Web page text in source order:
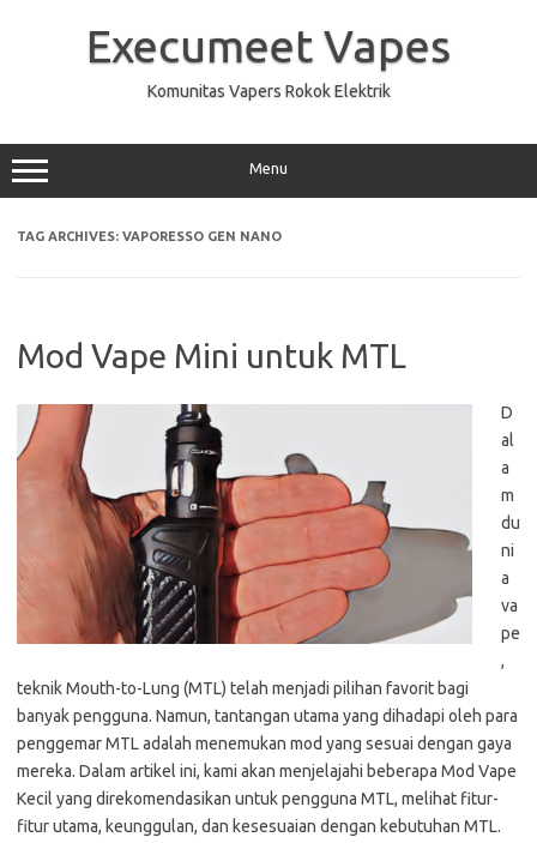
Execumeet Vapes
Komunitas Vapers Rokok Elektrik
Menu
TAG ARCHIVES: VAPORESSO GEN NANO
Mod Vape Mini untuk MTL
D
al
a
m
du
ni
a
va
pe
,
teknik Mouth-to-Lung (MTL) telah menjadi pilihan favorit bagi
banyak pengguna. Namun, tantangan utama yang dihadapi oleh para
penggemar MTL adalah menemukan mod yang sesuai dengan gaya
mereka. Dalam artikel ini, kami akan menjelajahi beberapa Mod Vape
Kecil yang direkomendasikan untuk pengguna MTL, melihat fitur-
fitur utama, keunggulan, dan kesesuaian dengan kebutuhan MTL.